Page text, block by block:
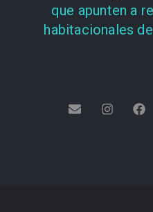
que apunten a
habitacionales